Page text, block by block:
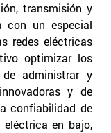
transmisión y
con un especial
redes eléctricas
optimizar los
administrar y
y de
confiabilidad de
en bajo,